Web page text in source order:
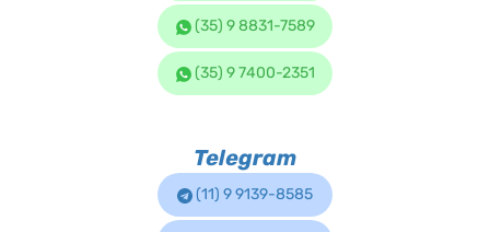
(35) 9 8831-7589
(35) 9 7400-2351
Telegram
(11) 9 9139-8585